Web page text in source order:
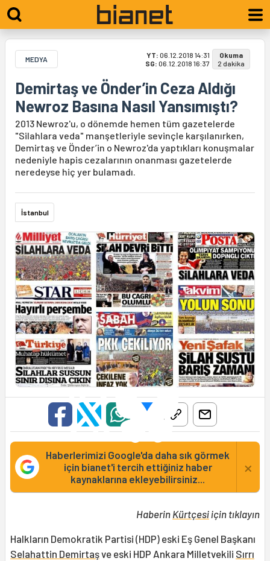
MEDYA YT: 06.12.2018 14:31
SG: 06.12.2018 16:37
Okuma
2 dakika
Demirtaş ve Önder’in Ceza Aldığı
Newroz Basına Nasıl Yansımıştı?
2013 Newroz'u, o dönemde hemen tüm gazetelerde
"Silahlara veda" manşetleriyle sevinçle karşılanırken,
Demirtaş ve Önder’in o Newroz'da yaptıkları konuşmalar
nedeniyle hapis cezalarının onanması gazetelerde
neredeyse hiç yer bulamadı.
İstanbul
Haberlerimizi Google'da daha sık görmek
için bianet'i tercih ettiğiniz haber
kaynaklarına ekleyebilirsiniz...
×
Haberin Kürtçesiiçin tıklayın
Halkların Demokratik Partisi (HDP) eski Eş Genel Başkanı
Selahattin Demirtaşve eski HDP Ankara Milletvekili Sırrı